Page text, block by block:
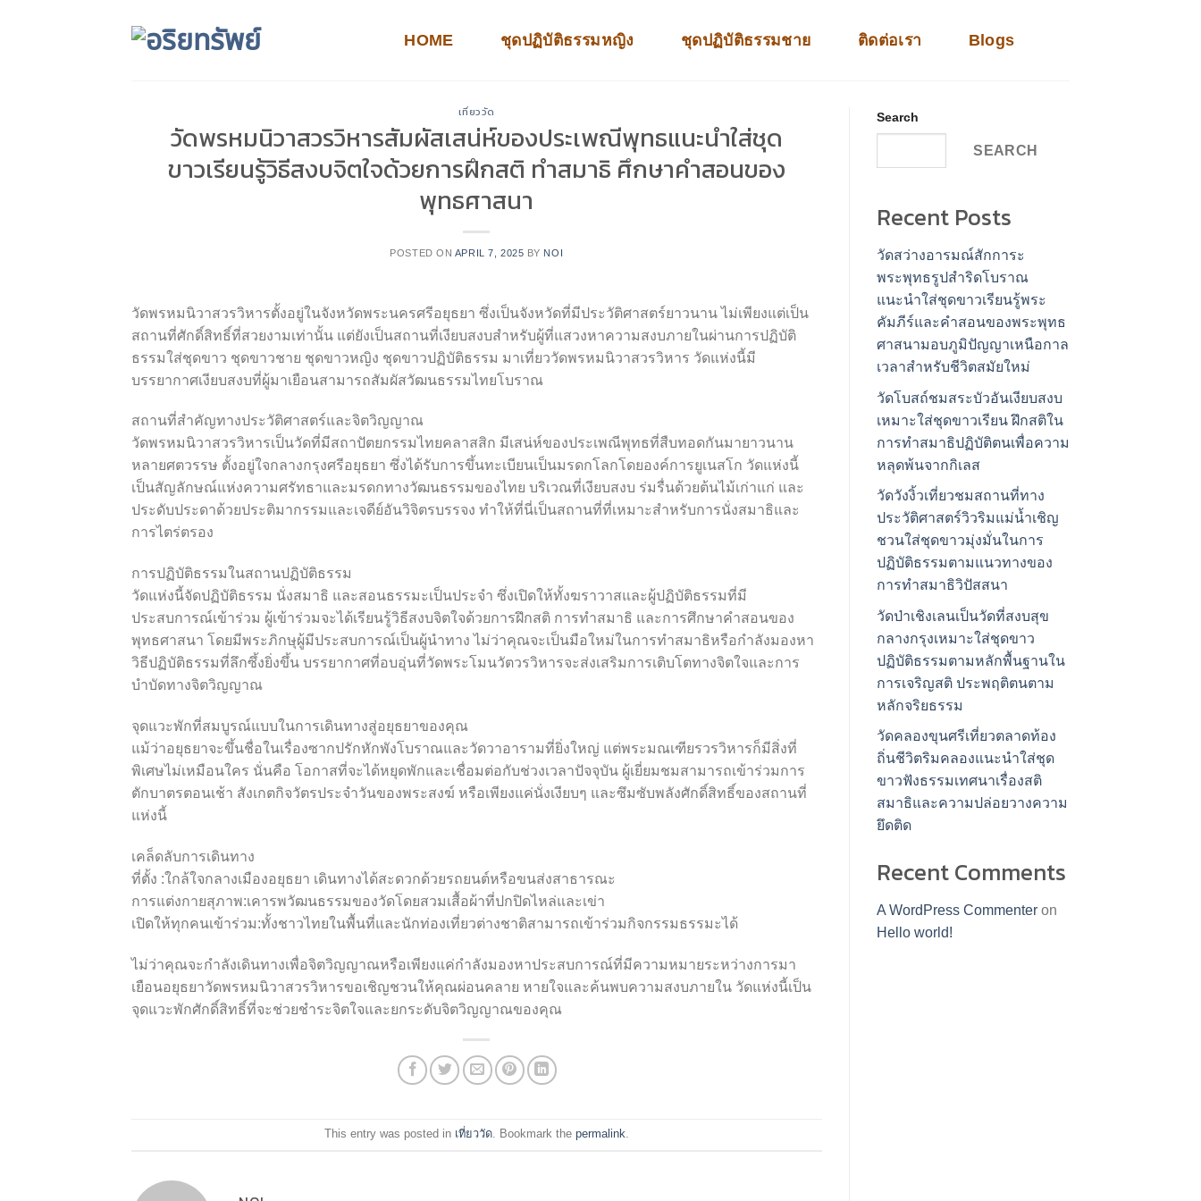
HOME ชุดปฏิบัติธรรมหญิง ชุดปฏิบัติธรรมชาย ติดต่อเรา Blogs
เที่ยววัด
วัดพรหมนิวาสวรวิหารสัมผัสเสน่ห์ของประเพณีพุทธแนะนำใส่ชุด
ขาวเรียนรู้วิธีสงบจิตใจด้วยการฝึกสติ ทำสมาธิ ศึกษาคำสอนของ
พุทธศาสนา
POSTED ON APRIL 7, 2025 BY NOI
วัดพรหมนิวาสวรวิหารตั้งอยู่ในจังหวัดพระนครศรีอยุธยา ซึ่งเป็นจังหวัดที่มีประวัติศาสตร์ยาวนาน ไม่เพียงแต่เป็น
สถานที่ศักดิ์สิทธิ์ที่สวยงามเท่านั้น แต่ยังเป็นสถานที่เงียบสงบสำหรับผู้ที่แสวงหาความสงบภายในผ่านการปฏิบัติ
ธรรมใส่ชุดขาว ชุดขาวชาย ชุดขาวหญิง ชุดขาวปฏิบัติธรรม มาเที่ยววัดพรหมนิวาสวรวิหาร วัดแห่งนี้มี
บรรยากาศเงียบสงบที่ผู้มาเยือนสามารถสัมผัสวัฒนธรรมไทยโบราณ
สถานที่สำคัญทางประวัติศาสตร์และจิตวิญญาณ
วัดพรหมนิวาสวรวิหารเป็นวัดที่มีสถาปัตยกรรมไทยคลาสสิก มีเสน่ห์ของประเพณีพุทธที่สืบทอดกันมายาวนาน
หลายศตวรรษ ตั้งอยู่ใจกลางกรุงศรีอยุธยา ซึ่งได้รับการขึ้นทะเบียนเป็นมรดกโลกโดยองค์การยูเนสโก วัดแห่งนี้
เป็นสัญลักษณ์แห่งความศรัทธาและมรดกทางวัฒนธรรมของไทย บริเวณที่เงียบสงบ ร่มรื่นด้วยต้นไม้เก่าแก่ และ
ประดับประดาด้วยประติมากรรมและเจดีย์อันวิจิตรบรรจง ทำให้ที่นี่เป็นสถานที่ที่เหมาะสำหรับการนั่งสมาธิและ
การไตร่ตรอง
การปฏิบัติธรรมในสถานปฏิบัติธรรม
วัดแห่งนี้จัดปฏิบัติธรรม นั่งสมาธิ และสอนธรรมะเป็นประจำ ซึ่งเปิดให้ทั้งฆราวาสและผู้ปฏิบัติธรรมที่มี
ประสบการณ์เข้าร่วม ผู้เข้าร่วมจะได้เรียนรู้วิธีสงบจิตใจด้วยการฝึกสติ การทำสมาธิ และการศึกษาคำสอนของ
พุทธศาสนา โดยมีพระภิกษุผู้มีประสบการณ์เป็นผู้นำทาง ไม่ว่าคุณจะเป็นมือใหม่ในการทำสมาธิหรือกำลังมองหา
วิธีปฏิบัติธรรมที่ลึกซึ้งยิ่งขึ้น บรรยากาศที่อบอุ่นที่วัดพระโมนวัตวรวิหารจะส่งเสริมการเติบโตทางจิตใจและการ
บำบัดทางจิตวิญญาณ
จุดแวะพักที่สมบูรณ์แบบในการเดินทางสู่อยุธยาของคุณ
แม้ว่าอยุธยาจะขึ้นชื่อในเรื่องซากปรักหักพังโบราณและวัดวาอารามที่ยิ่งใหญ่ แต่พระมณเฑียรวรวิหารก็มีสิ่งที่
พิเศษไม่เหมือนใคร นั่นคือ โอกาสที่จะได้หยุดพักและเชื่อมต่อกับช่วงเวลาปัจจุบัน ผู้เยี่ยมชมสามารถเข้าร่วมการ
ตักบาตรตอนเช้า สังเกตกิจวัตรประจำวันของพระสงฆ์ หรือเพียงแค่นั่งเงียบๆ และซึมซับพลังศักดิ์สิทธิ์ของสถานที่
แห่งนี้
เคล็ดลับการเดินทาง
ที่ตั้ง :ใกล้ใจกลางเมืองอยุธยา เดินทางได้สะดวกด้วยรถยนต์หรือขนส่งสาธารณะ
การแต่งกายสุภาพ:เคารพวัฒนธรรมของวัดโดยสวมเสื้อผ้าที่ปกปิดไหล่และเข่า
เปิดให้ทุกคนเข้าร่วม:ทั้งชาวไทยในพื้นที่และนักท่องเที่ยวต่างชาติสามารถเข้าร่วมกิจกรรมธรรมะได้
ไม่ว่าคุณจะกำลังเดินทางเพื่อจิตวิญญาณหรือเพียงแค่กำลังมองหาประสบการณ์ที่มีความหมายระหว่างการมา
เยือนอยุธยาวัดพรหมนิวาสวรวิหารขอเชิญชวนให้คุณผ่อนคลาย หายใจและค้นพบความสงบภายใน วัดแห่งนี้เป็น
จุดแวะพักศักดิ์สิทธิ์ที่จะช่วยชำระจิตใจและยกระดับจิตวิญญาณของคุณ
This entry was posted in เที่ยววัด. Bookmark the permalink
Search
SEARCH
Recent Posts
วัดสว่างอารมณ์สักการะ
พระพุทธรูปสำริดโบราณ
แนะนำใส่ชุดขาวเรียนรู้พระ
คัมภีร์และคำสอนของพระพุทธ
ศาสนามอบภูมิปัญญาเหนือกาล
เวลาสำหรับชีวิตสมัยใหม่
วัดโบสถ์ชมสระบัวอันเงียบสงบ
เหมาะใส่ชุดขาวเรียน ฝึกสติใน
การทำสมาธิปฏิบัติตนเพื่อความ
หลุดพ้นจากกิเลส
วัดวังงิ้วเที่ยวชมสถานที่ทาง
ประวัติศาสตร์วิวริมแม่น้ำเชิญ
ชวนใส่ชุดขาวมุ่งมั่นในการ
ปฏิบัติธรรมตามแนวทางของ
การทำสมาธิวิปัสสนา
วัดป่าเชิงเลนเป็นวัดที่สงบสุข
กลางกรุงเหมาะใส่ชุดขาว
ปฏิบัติธรรมตามหลักพื้นฐานใน
การเจริญสติ ประพฤติตนตาม
หลักจริยธรรม
วัดคลองขุนศรีเที่ยวตลาดท้อง
ถิ่นชีวิตริมคลองแนะนำใส่ชุด
ขาวฟังธรรมเทศนาเรื่องสติ
สมาธิและความปล่อยวางความ
ยึดติด
Recent Comments
A WordPress Commenteron
Hello world!